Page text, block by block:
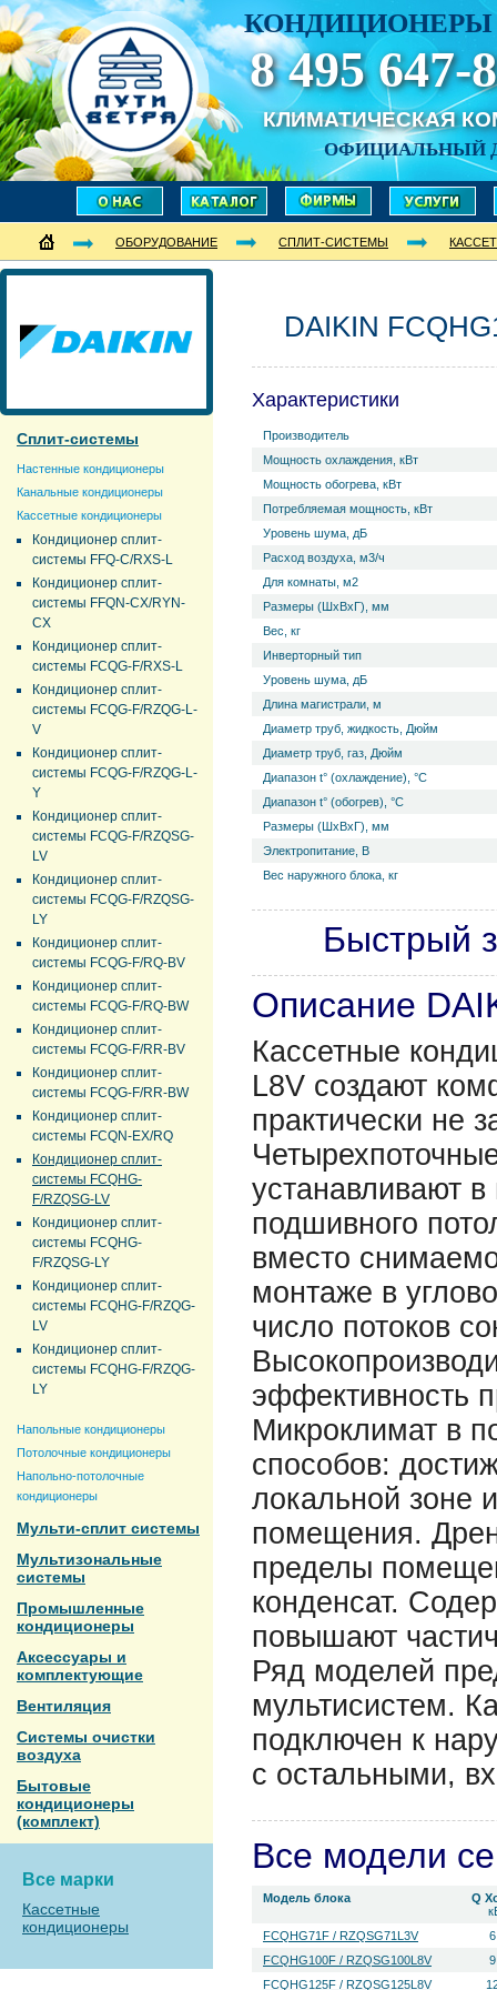
КОНДИЦИОНЕРЫ
8 495 647-
КЛИМАТИЧЕСКАЯ
ОФИЦИАЛЬНЫЙ
ОБОРУДОВАНИЕ СПЛИТ-СИСТЕМЫ
Сплит-системы
Настенные кондиционеры
Канальные кондиционеры
Кассетные кондиционеры
Кондиционер сплит-
системы FFQ-C/RXS-L
Кондиционер сплит-
системы FFQN-CX/RYN-
CX
Кондиционер сплит-
системы FCQG-F/RXS-L
Кондиционер сплит-
системы FCQG-F/RZQG-L-
V
Кондиционер сплит-
системы FCQG-F/RZQG-L-
Y
Кондиционер сплит-
системы FCQG-F/RZQSG-
LV
Кондиционер сплит-
системы FCQG-F/RZQSG-
LY
Кондиционер сплит-
системы FCQG-F/RQ-BV
Кондиционер сплит-
системы FCQG-F/RQ-BW
Кондиционер сплит-
системы FCQG-F/RR-BV
Кондиционер сплит-
системы FCQG-F/RR-BW
Кондиционер сплит-
системы FCQN-EX/RQ
Кондиционер сплит-
системы FCQHG-
F/RZQSG-LV
Кондиционер сплит-
системы FCQHG-
F/RZQSG-LY
Кондиционер сплит-
системы FCQHG-F/RZQG-
LV
Кондиционер сплит-
системы FCQHG-F/RZQG-
LY
Напольные кондиционеры
Потолочные кондиционеры
Напольно-потолочные
кондиционеры
Мульти-сплит системы
Мультизональные
системы
Промышленные
кондиционеры
Аксессуары и
комплектующие
Вентиляция
Системы очистки
воздуха
Бытовые
кондиционеры
(комплект)
Все марки
Кассетные
кондиционеры
DAIKIN
Характеристики
Производитель
Мощность охлаждения, кВт
Мощность обогрева, кВт
Потребляемая мощность, кВт
Уровень ш­ума, дБ
Расход воздуха, м3/ч
Для комнаты, м2
Размеры (ШхВхГ), мм
Вес, кг
Инверторный тип
Уровень ш­ума, дБ
Длина магистрали, м
Диаметр труб, жидкость, Дюйм
Диаметр труб, газ, Дюйм
Диапазон t° (охлаждение), °С
Диапазон t° (обогрев), °С
Размеры (ШхВхГ), мм
Электропитание, В
Вес наружного блока, кг
Быстрый
Описание
Кассетные
L8V создают
практически не
устанавливают в
подшивного
вместо
монтаже в
число потоков
эффективность
Микроклимат в
способов:
локальной зоне
помещения.
пределы
конденсат.
повышают
Ряд моделей
мультисистем.
подключен к
с остальными,
Все модели
Модель блока
Q
FCQHG71F / RZQSG71L3V
FCQHG100F / RZQSG100L8V
FCQHG125F / RZQSG125L8V